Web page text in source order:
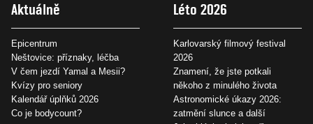
Aktuálně
Epicentrum
Neštovice: příznaky, léčba
V čem jezdí Yamal a Mesii?
Kvízy pro seniory
Kalendář úplňků 2026
Co je bodycount?
Léto 2026
Karlovarský filmový festival
2026
Znamení, že jste potkali
někoho z minulého života
Astronomické úkazy 2026:
zatmění slunce a další